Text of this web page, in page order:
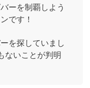
ーを制覇しよう
です！
を探していまし
ないことが判明